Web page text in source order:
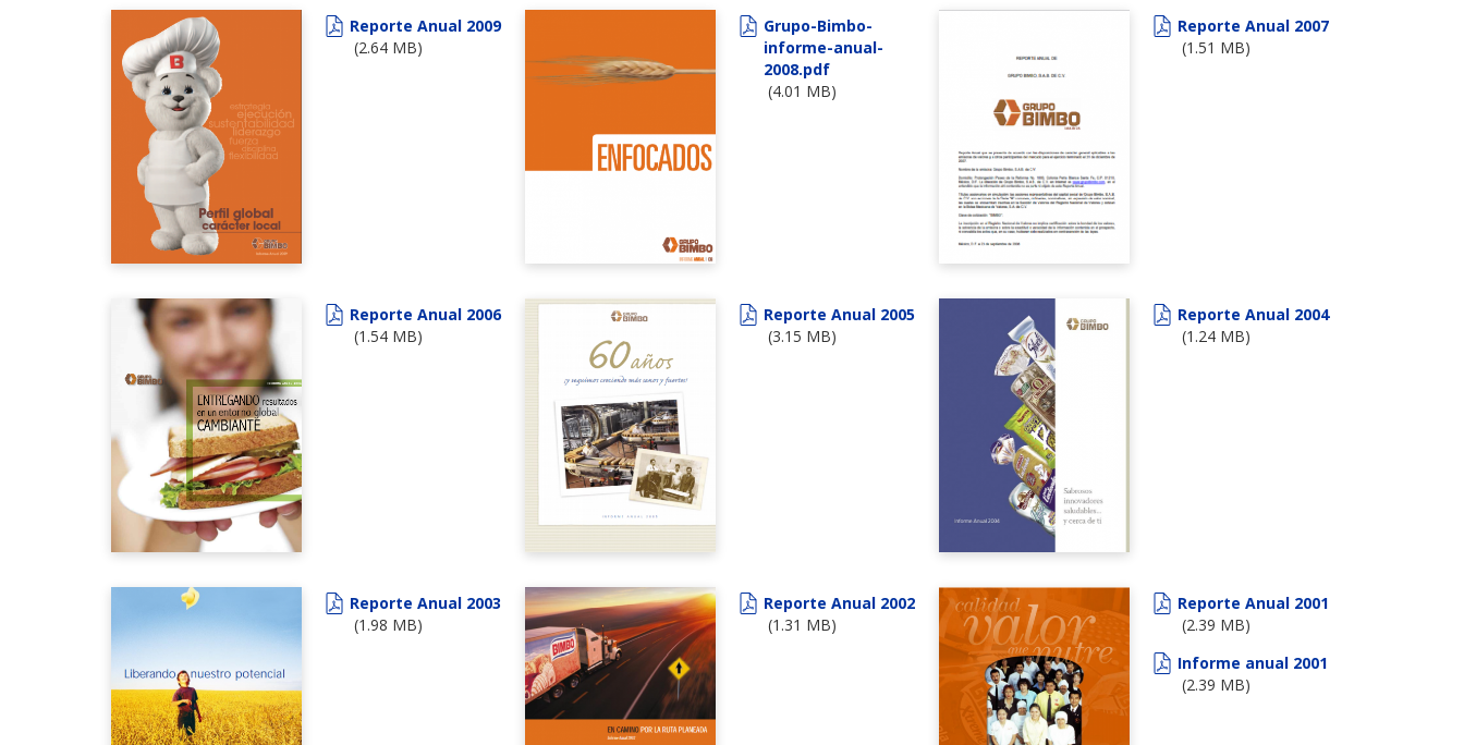
Reporte Anual 2009
(2.64 MB)
Grupo-Bimbo-
informe-anual-
2008.pdf
(4.01 MB)
Reporte Anual 2007
(1.51 MB)
Reporte Anual 2006
(1.54 MB)
Reporte Anual 2005
(3.15 MB)
Reporte Anual 2004
(1.24 MB)
Reporte Anual 2003
(1.98 MB)
Reporte Anual 2002
(1.31 MB)
Reporte Anual 2001
(2.39 MB)
Informe anual 2001
(2.39 MB)